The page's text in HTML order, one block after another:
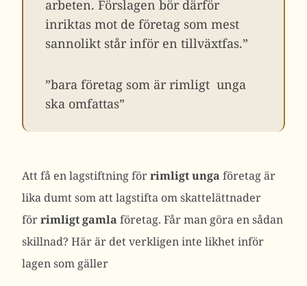
arbeten. Förslagen bör därför
inriktas mot de företag som mest
sannolikt står inför en tillväxtfas.”
”bara företag som är rimligt unga
ska omfattas”
Att få en lagstiftning förrimligt unga företag är
lika dumt som att lagstifta om skattelättnader
förrimligt gamla företag. Får man göra en sådan
skillnad? Här är det verkligen inte likhet inför
lagen som gäller